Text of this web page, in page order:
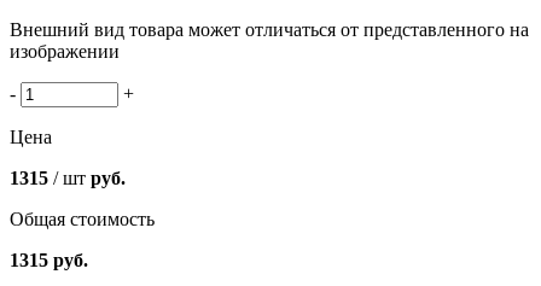
Внешний вид товара может отличаться от представленного на
изображении
- +
Цена
1315 / шт руб.
Общая стоимость
1315 руб.